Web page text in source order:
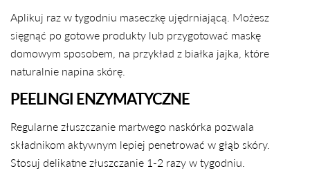
Aplikuj raz w tygodniu maseczkę ujędrniającą. Możesz
sięgnąć po gotowe produkty lub przygotować maskę
domowym sposobem, na przykład z białka jajka, które
naturalnie napina skórę.
PEELINGI ENZYMATYCZNE
Regularne złuszczanie martwego naskórka pozwala
składnikom aktywnym lepiej penetrować w głąb skóry.
Stosuj delikatne złuszczanie 1-2 razy w tygodniu.